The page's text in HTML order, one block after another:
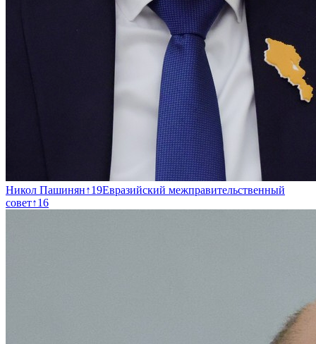
Никол Пашинян↑19Евразийский межправительственный
совет↑16